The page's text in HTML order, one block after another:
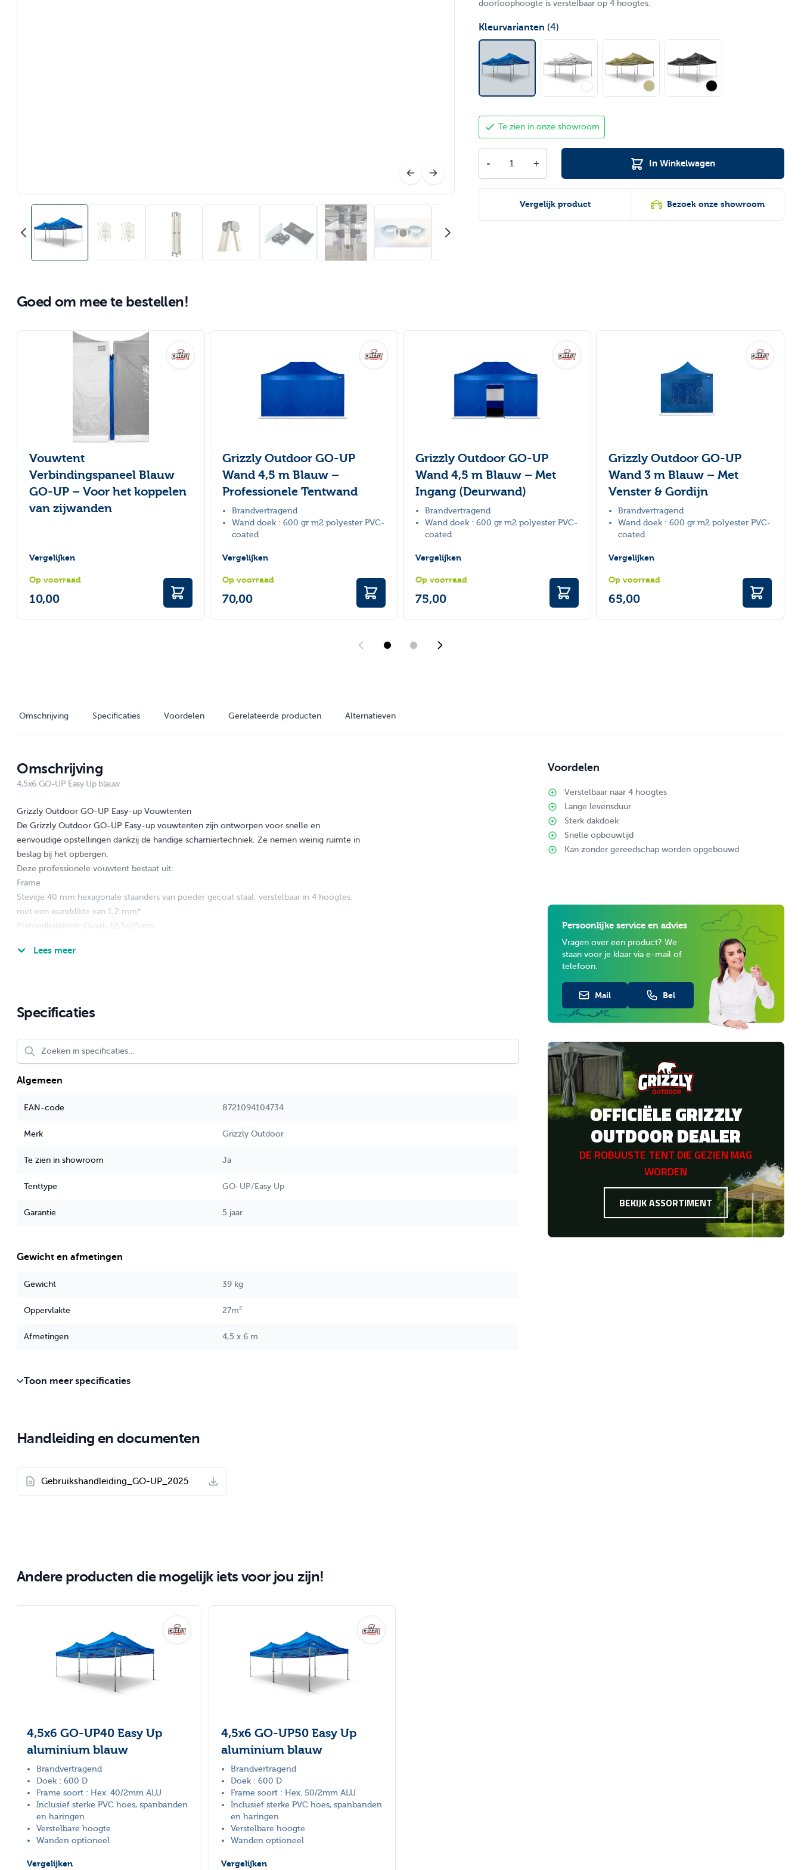
doorloophoogte is verstelbaar op 4 hoogtes.
Kleurvarianten (4)
Te zien in onze showroom
- + In Winkelwagen
Vergelijk product Bezoek onze showroom
Goed om mee te bestellen!
Druk om carrousel over te slaan
Vouwtent
Verbindingspaneel Blauw
GO-UP – Voor het koppelen
van zijwanden
Vergelijken
Op voorraad
10,00
Grizzly Outdoor GO-UP
Wand 4,5 m Blauw –
Professionele Tentwand
Brandvertragend
Wand doek : 600 gr m2 polyester PVC-
coated
Vergelijken
Op voorraad
70,00
Grizzly Outdoor GO-UP
Wand 4,5 m Blauw – Met
Ingang (Deurwand)
Brandvertragend
Wand doek : 600 gr m2 polyester PVC-
coated
Vergelijken
Op voorraad
75,00
Grizzly Outdoor GO-UP
Wand 3 m Blauw – Met
Venster & Gordijn
Brandvertragend
Wand doek : 600 gr m2 polyester PVC-
coated
Vergelijken
Op voorraad
65,00
Omschrijving Specificaties Voordelen Gerelateerde producten Alternatieven
Omschrijving
4,5x6 GO-UP Easy Up blauw
Grizzly Outdoor GO-UP Easy-up Vouwtenten
De Grizzly Outdoor GO-UP Easy-up vouwtenten zijn ontworpen voor snelle en
eenvoudige opstellingen dankzij de handige scharniertechniek. Ze nemen weinig ruimte in
beslag bij het opbergen.
Deze professionele vouwtent bestaat uit:
Frame
Stevige 40 mm hexagonale staanders van poeder gecoat staal, verstelbaar in 4 hoogtes,
met een wanddikte van 1,2 mm*
Plafondbaleinen: Ovaal, 12,5x25mm.
Nylon Hamerslag
300 gr. m² PVC-coating voor 100% waterdichtheid en brandvertraging. We hebben
geweven polyester.
Meegeleverde accessoires
2 afstandhouders
Een sterke PVC opberghoes.
Inclusief 8 spanbanden en 8 haringen, verpakt in een nette opbergtas.
De Grizzly Outdoor Easy Up partytent wordt veel gebruikt voor
- Bedrijfsevenementen
- Commercieel gebruik
Lees meer
Specificaties
Algemeen
EAN-code 8721094104734
Merk Grizzly Outdoor
Te zien in showroom Ja
Tenttype GO-UP/Easy Up
Garantie 5 jaar
Gewicht en afmetingen
Gewicht 39 kg
Oppervlakte 27m²
Afmetingen 4,5 x 6 m
Toon meer specificaties
Handleiding en documenten
Gebruikshandleiding_GO-UP_2025
Voordelen
Verstelbaar naar 4 hoogtes
Lange levensduur
Sterk dakdoek
Snelle opbouwtijd
Kan zonder gereedschap worden opgebouwd
Persoonlijke service en advies
Vragen over een product? We
staan voor je klaar via e-mail of
telefoon.
Mail Bel
OFFICIËLE GRIZZLY
OUTDOOR DEALER
DE ROBUUSTE TENT DIE GEZIEN MAG
WORDEN
BEKIJK ASSORTIMENT
Andere producten die mogelijk iets voor jou zijn!
Navigeren door de elementen van de carrousel is mogelijk met de tabtoets. U kunt de carrousel overslaan of direct naar de carrouselnavigatie gaan met de overslaan links.
Druk om carrousel over te slaan
4,5x6 GO-UP40 Easy Up
aluminium blauw
Brandvertragend
Doek : 600 D
Frame soort : Hex. 40/2mm ALU
Inclusief sterke PVC hoes, spanbanden
en haringen
Verstelbare hoogte
Wanden optioneel
Vergelijken
4,5x6 GO-UP50 Easy Up
aluminium blauw
Brandvertragend
Doek : 600 D
Frame soort : Hex. 50/2mm ALU
Inclusief sterke PVC hoes, spanbanden
en haringen
Verstelbare hoogte
Wanden optioneel
Vergelijken